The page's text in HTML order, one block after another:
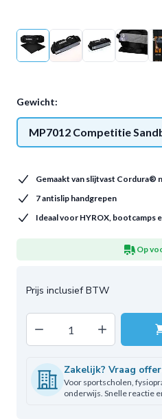
Gewicht:
MP7012 Competitie
Gemaakt van slijtvast Cordura®
7 antislip handgrepen
Ideaal voor HYROX, bootcamps
Op
Decrease quantityIncrease
Zakelijk? Vraag
Voor sportscholen,
onderwijs. Snelle reactie